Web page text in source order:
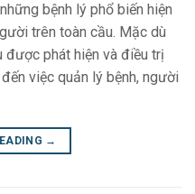
bệnh lý phổ biến hiện
trên toàn cầu. Mặc dù
được phát hiện và điều trị
việc quản lý bệnh, người
→